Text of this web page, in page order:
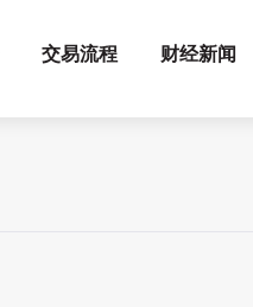
交易流程 财经新闻